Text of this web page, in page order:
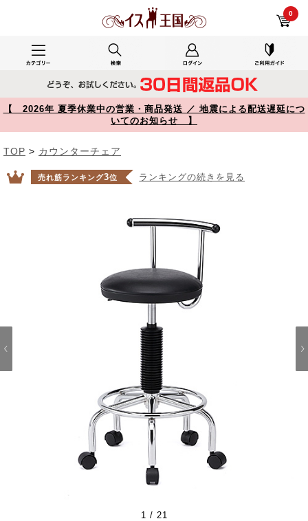
0
【 2026年 夏季休業中の営業・商品発送 ／ 地震による配送遅延につ
いてのお知らせ 】
TOP > カウンターチェア
売れ筋ランキング3位 ランキングの続きを見る
1 / 21